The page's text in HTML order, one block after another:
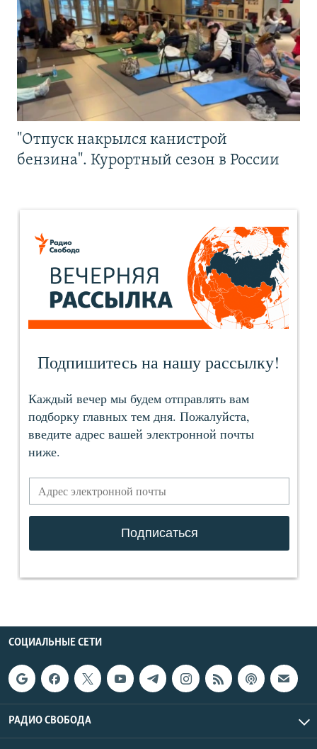
"Отпуск накрылся канистрой
бензина". Курортный сезон в России
СОЦИАЛЬНЫЕ СЕТИ
РАДИО СВОБОДА